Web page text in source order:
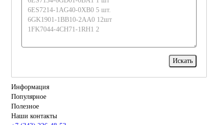
Информация
Популярное
Полезное
Наши контакты